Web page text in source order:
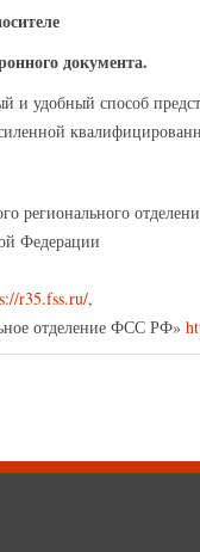
документа.
удобный способ
регионального
Федерации
r35.fss.ru/,
отделение ФСС РФ»